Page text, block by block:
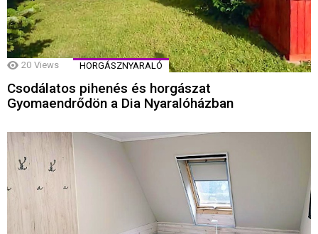
20 Views HORGÁSZNYARALÓ
Csodálatos pihenés és horgászat
Gyomaendrődön a Dia Nyaralóházban